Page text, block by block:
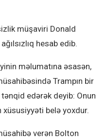
müşaviri Donald
hesab edib.
məlumatına əsasən,
Trampın bir
edərək deyib: Onun
belə yoxdur.
verən Bolton